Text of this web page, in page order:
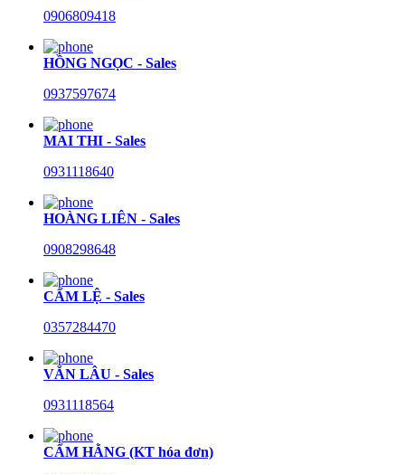
0906809418
HỒNG NGỌC - Sales
0937597674
MAI THI - Sales
0931118640
HOÀNG LIÊN - Sales
0908298648
CẨM LỆ - Sales
0357284470
VĂN LÂU - Sales
0931118564
CẨM HẰNG (KT hóa đơn)